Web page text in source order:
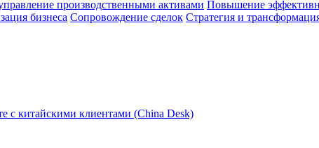
производственными активами Повышение
бизнеса Сопровождение сделок Стратегия и
с китайскими клиентами (China Desk)